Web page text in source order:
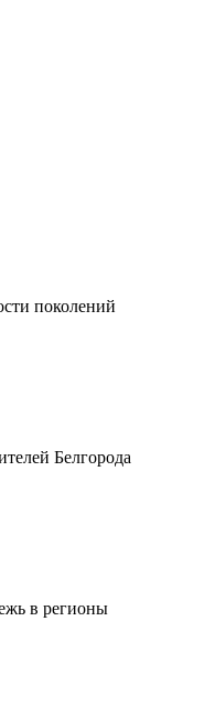
поколений
Белгорода
в регионы